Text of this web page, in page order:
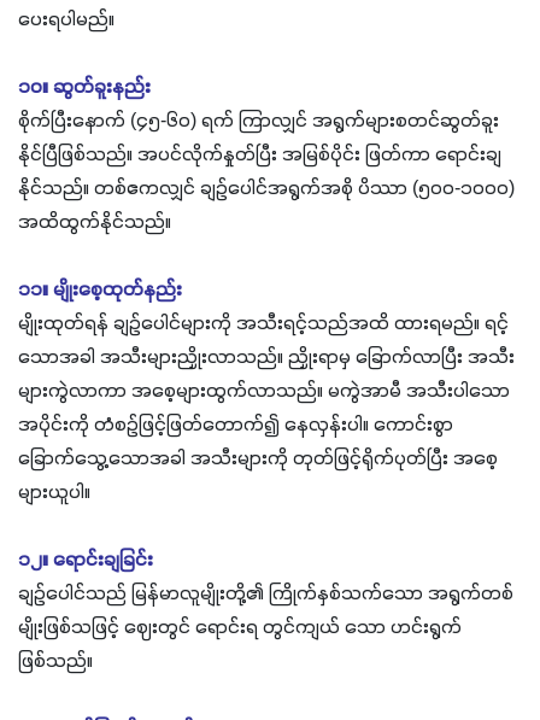
ပေးရပါမည်။
၁၀။ ဆွတ်ခူးနည်း
စိုက်ပြီးနောက် (၄၅-၆၀) ရက် ကြာလျှင် အရွက်များစတင်ဆွတ်ခူး
နိုင်ပြီဖြစ်သည်။ အပင်လိုက်နှုတ်ပြီး အမြစ်ပိုင်း ဖြတ်ကာ ရောင်းချ
နိုင်သည်။ တစ်ဧကလျှင် ချဉ်ပေါင်အရွက်အစို ပိဿာ (၅၀၀-၁၀၀၀)
အထိထွက်နိုင်သည်။
၁၁။ မျိုးစေ့ထုတ်နည်း
မျိုးထုတ်ရန် ချဉ်ပေါင်များကို အသီးရင့်သည်အထိ ထားရမည်။ ရင့်
သောအခါ အသီးများညှိုးလာသည်။ ညှိုးရာမှ ခြောက်လာပြီး အသီး
များကွဲလာကာ အစေ့များထွက်လာသည်။ မကွဲအာမီ အသီးပါသော
အပိုင်းကို တံစဉ်ဖြင့်ဖြတ်တောက်၍ နေလှန်းပါ။ ကောင်းစွာ
ခြောက်သွေ့သောအခါ အသီးများကို တုတ်ဖြင့်ရိုက်ပုတ်ပြီး အစေ့
များယူပါ။
၁၂။ ရောင်းချခြင်း
ချဉ်ပေါင်သည် မြန်မာလူမျိုးတို့၏ ကြိုက်နှစ်သက်သော အရွက်တစ်
မျိုးဖြစ်သဖြင့် ဈေးတွင် ရောင်းရ တွင်ကျယ် သော ဟင်းရွက်
ဖြစ်သည်။